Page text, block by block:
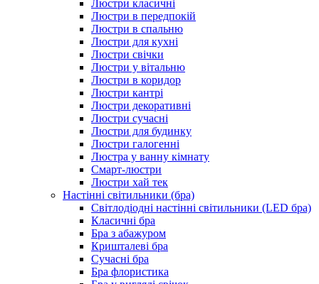
Люстри класичні
Люстри в передпокій
Люстри в спальню
Люстри для кухні
Люстри свічки
Люстри у вітальню
Люстри в коридор
Люстри кантрі
Люстри декоративні
Люстри сучасні
Люстри для будинку
Люстри галогенні
Люстра у ванну кімнату
Смарт-люстри
Люстри хай тек
Настінні світильники (бра)
Світлодіодні настінні світильники (LED бра)
Класичні бра
Бра з абажуром
Кришталеві бра
Сучасні бра
Бра флористика